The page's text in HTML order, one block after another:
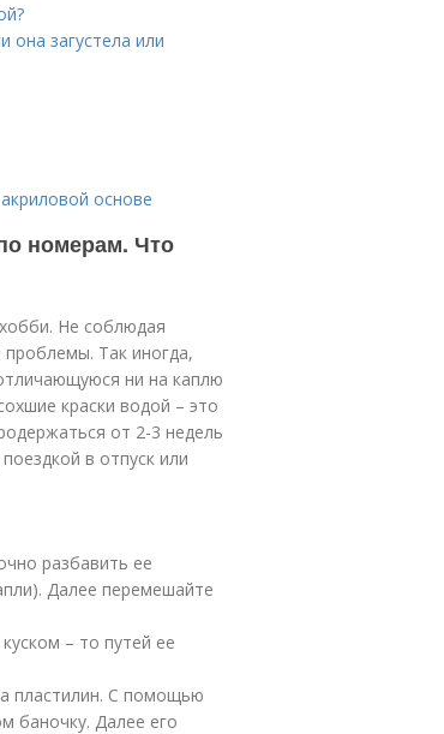
она загустела или
основе
номерам. Что
Не соблюдая
Так иногда,
ни на каплю
краски водой – это
от 2-3 недель
в отпуск или
разбавить ее
Далее перемешайте
– то путей ее
пластилин. С помощью
баночку. Далее его